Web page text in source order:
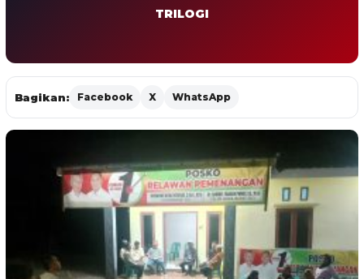
TRILOGI
Bagikan: Facebook X WhatsApp